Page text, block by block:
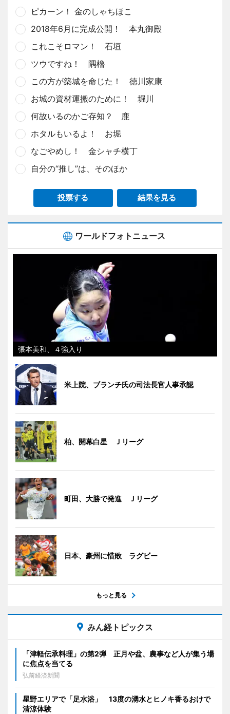
ピカーン！ 金のしゃちほこ
2018年6月に完成公開！ 本丸御殿
これこそロマン！ 石垣
ツウですね！ 隅櫓
この方が築城を命じた！ 徳川家康
お城の資材運搬のために！ 堀川
何故いるのかご存知？ 鹿
ホタルもいるよ！ お堀
なごやめし！ 金シャチ横丁
自分の“推し”は、そのほか
投票する 結果を見る
ワールドフォトニュース
張本美和、４強入り
米上院、ブランチ氏の司法長官人事承認
柏、開幕白星 Ｊリーグ
町田、大勝で発進 Ｊリーグ
日本、豪州に惜敗 ラグビー
もっと見る
みん経トピックス
「津軽伝承料理」の第2弾 正月や盆、農事など人が集う場
に焦点を当てる
弘前経済新聞
星野エリアで「足水浴」 13度の湧水とヒノキ香るおけで
清涼体験